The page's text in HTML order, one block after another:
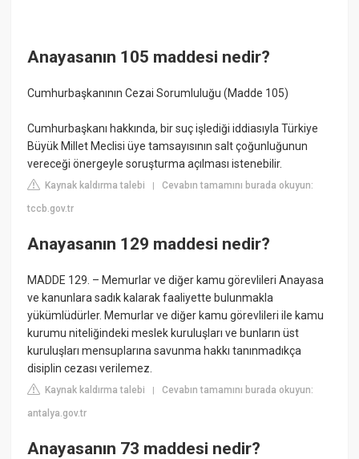
Anayasanın 105 maddesi nedir?
Cumhurbaşkanının Cezai Sorumluluğu (Madde 105)
Cumhurbaşkanı hakkında, bir suç işlediği iddiasıyla Türkiye
Büyük Millet Meclisi üye tamsayısının salt çoğunluğunun
vereceği önergeyle soruşturma açılması istenebilir.
Kaynak kaldırma talebi |Cevabın tamamını burada okuyun:
tccb.gov.tr
Anayasanın 129 maddesi nedir?
MADDE 129. – Memurlar ve diğer kamu görevlileri Anayasa
ve kanunlara sadık kalarak faaliyette bulunmakla
yükümlüdürler. Memurlar ve diğer kamu görevlileri ile kamu
kurumu niteliğindeki meslek kuruluşları ve bunların üst
kuruluşları mensuplarına savunma hakkı tanınmadıkça
disiplin cezası verilemez.
Kaynak kaldırma talebi |Cevabın tamamını burada okuyun:
antalya.gov.tr
Anayasanın 73 maddesi nedir?